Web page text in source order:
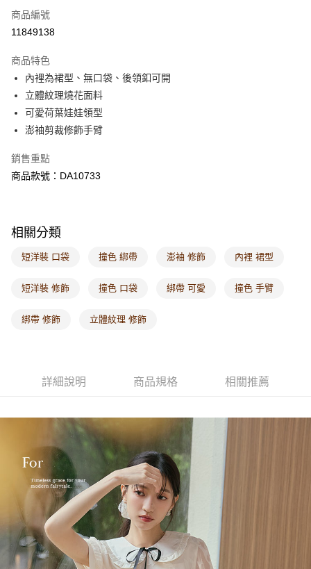
萊爾富取貨付款
付款後萊爾富取貨
每筆NT$60，滿NT$1,000(含以上)免運費
7-11取貨付款
每筆NT$60，滿NT$1,000(含以上)免運費
付款後7-11取貨
每筆NT$60，滿NT$1,000(含以上)免運費
每筆NT$120，滿NT$1,000(含以上)免運費
付款後門市自取
海外配送-港/澳/新/馬/泰國專屬 查看運費
海外配送-其他亞洲地區
商品編號
11849138
商品特色
內裡為裙型、無口袋、後領釦可開
立體紋理燒花面料
可愛荷葉娃娃領型
澎袖剪裁修飾手臂
銷售重點
商品款號：DA10733
相關分類
短洋裝 口袋 撞色 綁帶 澎袖 修飾 內裡 裙型
短洋裝 修飾 撞色 口袋 綁帶 可愛 撞色 手臂
綁帶 修飾 立體紋理 修飾
詳細說明 商品規格 相關推薦